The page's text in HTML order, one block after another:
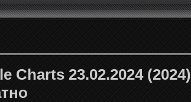
Charts 23.02.2024 (2024)